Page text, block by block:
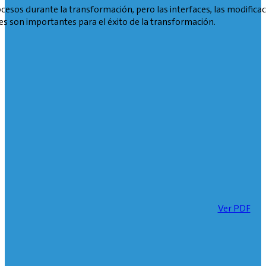
durante la transformación, pero las interfaces, las
son importantes para el éxito de la transformación.
Ver PDF